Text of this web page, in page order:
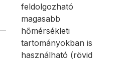
feldolgozható
magasabb
hőmérsékleti
tartományokban is
használható (rövid